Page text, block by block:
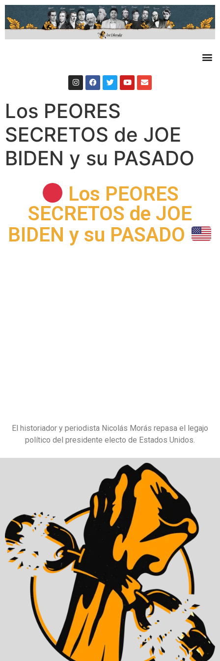
Los PEORES
SECRETOS de JOE
BIDEN y su PASADO
Los PEORES
SECRETOS de JOE
BIDEN y su PASADO
El historiador y periodista Nicolás Morás repasa el legajo
político del presidente electo de Estados Unidos.